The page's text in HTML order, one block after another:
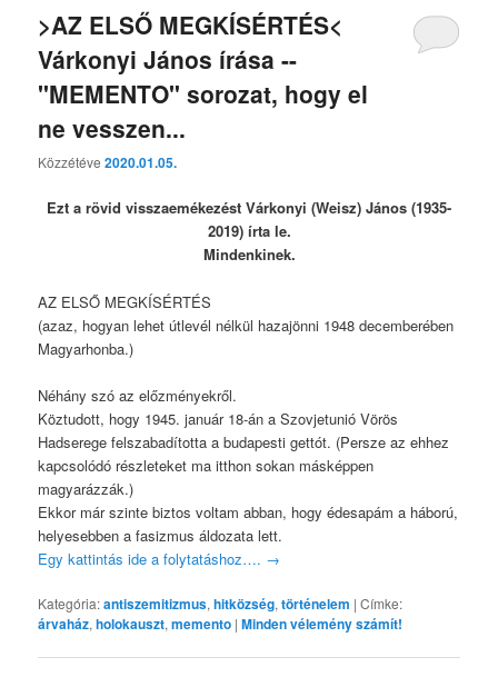
>AZ ELSŐ MEGKÍSÉRTÉS<
Várkonyi János írása --
"MEMENTO" sorozat, hogy el
ne vesszen...
Közzétéve2020.01.05.
Ezt a rövid visszaemékezést Várkonyi (Weisz) János (1935-
2019) írta le.
Mindenkinek.
AZ ELSŐ MEGKÍSÉRTÉS
(azaz, hogyan lehet útlevél nélkül hazajönni 1948 decemberében
Magyarhonba.)
Néhány szó az előzményekről.
Köztudott, hogy 1945. január 18-án a Szovjetunió Vörös
Hadserege felszabadította a budapesti gettót. (Persze az ehhez
kapcsolódó részleteket ma itthon sokan másképpen
magyarázzák.)
Ekkor már szinte biztos voltam abban, hogy édesapám a háború,
helyesebben a fasizmus áldozata lett.
Egy kattintás ide a folytatáshoz…. →
Kategória:antiszemitizmus,hitközség,történelem |Címke:
árvaház,holokauszt,memento |Minden vélemény számít!